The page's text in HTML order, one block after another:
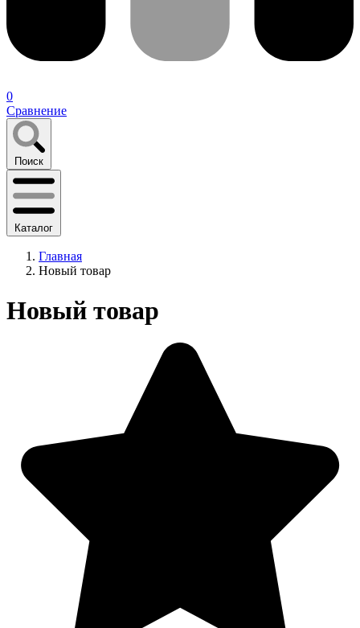
0
Сравнение
Поиск
Каталог
Главная
Новый товар
Новый товар